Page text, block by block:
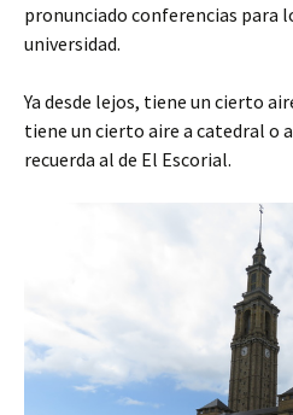
pronunciado conferencias para
universidad.
Ya desde lejos, tiene un cierto
tiene un cierto aire a catedral o
recuerda al de El Escorial.